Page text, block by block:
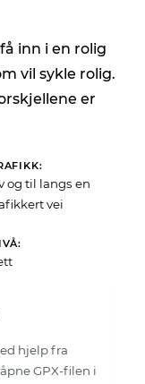
inn i en rolig
vil sykle rolig.
er
og til langs en
vei
hjelp fra
GPX-filen i